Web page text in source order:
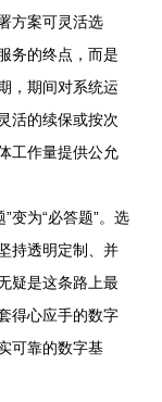
方案可灵活选
务的终点，而是
，期间对系统运
活的续保或按次
工作量提供公允
变为“必答题”。选
持透明定制、并
疑是这条路上最
得心应手的数字
可靠的数字基